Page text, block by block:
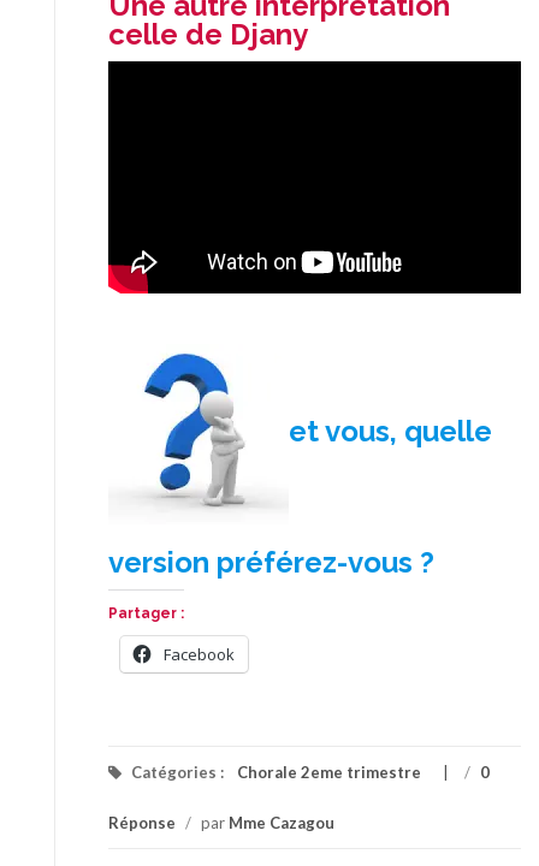
celle de Djany
et vous, quelle
version préférez-vous ?
Partager :
Facebook
Catégories : Chorale 2eme trimestre / 0
Réponse / par Mme Cazagou